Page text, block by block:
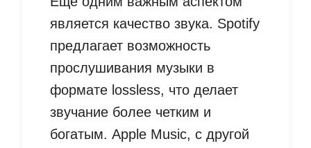
является качество звука. Spotify
предлагает возможность
прослушивания музыки в
формате lossless, что делает
звучание более четким и
богатым. Apple Music, с другой